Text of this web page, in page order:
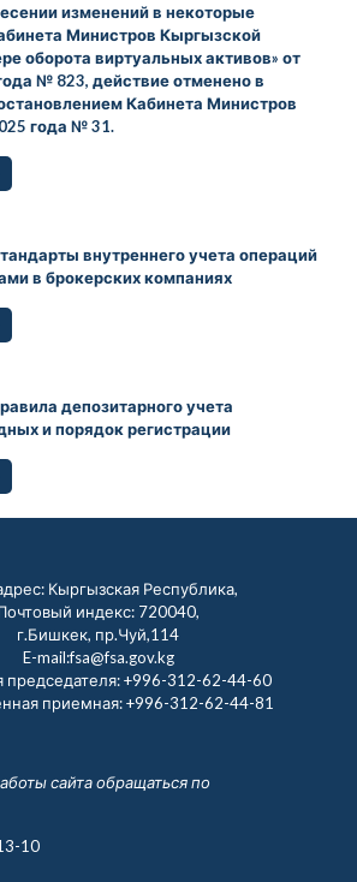
изменений в некоторые
Министров Кыргызской
оборота виртуальных активов» от
№ 823, действие отменено в
Кабинета Министров
года № 31.
внутреннего учета операций
в брокерских компаниях
депозитарного учета
и порядок регистрации
Кыргызская Республика,
индекс: 720040,
г.Бишкек, пр.Чуй,114
E-mail:fsa@fsa.gov.kg
председателя:+996-312-62-44-60
приемная:+996-312-62-44-81
сайта обращаться по
10